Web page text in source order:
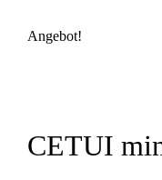
Angebot!
CETUI